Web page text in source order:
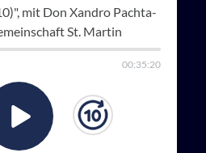
mit Don Xandro Pachta-
St. Martin
00:35:20